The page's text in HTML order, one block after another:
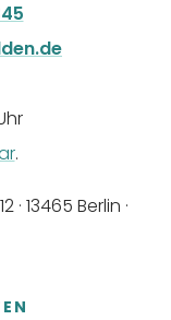
.
13465 Berlin ·